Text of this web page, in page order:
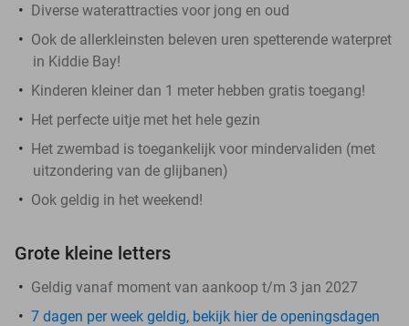
Diverse waterattracties voor jong en oud
Ook de allerkleinsten beleven uren spetterende waterpret
in Kiddie Bay!
Kinderen kleiner dan 1 meter hebben gratis toegang!
Het perfecte uitje met het hele gezin
Het zwembad is toegankelijk voor mindervaliden (met
uitzondering van de glijbanen)
Ook geldig in het weekend!
Grote kleine letters
Geldig vanaf moment van aankoop t/m 3 jan 2027
7 dagen per week geldig, bekijk hier de openingsdagen